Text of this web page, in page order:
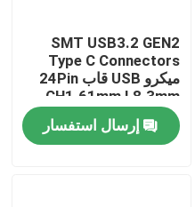
SMT USB3.2 GEN2
Type C Connectors
ميكرو USB قاب 24Pin
CH1.61mm L8.3mm
إرسال استفسار